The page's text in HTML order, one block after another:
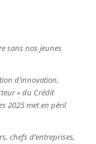
sans nos jeunes
d’innovation,
» du Crédit
2025 met en péril
chefs d’entreprises,